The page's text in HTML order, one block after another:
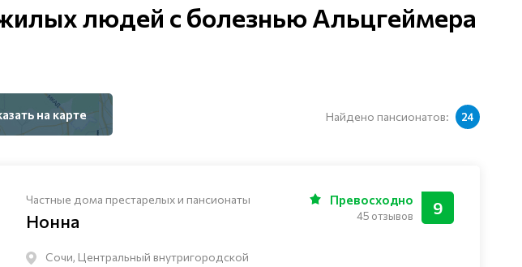
людей с болезнью Альцгеймера
на карте Найдено пансионатов: 24
Частные дома престарелых и пансионаты
Нонна
Сочи, Центральный внутригородской
9
Превосходно
45 отзывов